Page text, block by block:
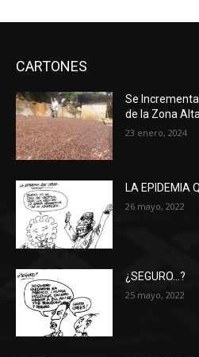
CARTONES
Se
de la Zona
23 enero, 2024
LA EPIDEMIA
26 mayo, 2022
¿SEGURO…?
25 mayo, 2022